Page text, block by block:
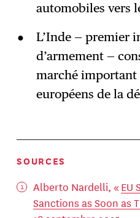
automobiles vers
L’Inde — premier
d’armement —
marché
européens de la
SOURCES
Alberto Nardelli, « EU
Sanctions as Soon as